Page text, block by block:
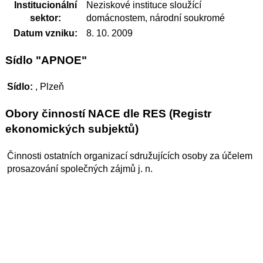
Institucionální
sektor:
Neziskové instituce sloužící
domácnostem, národní soukromé
Datum vzniku:
8. 10. 2009
Sídlo "APNOE"
Sídlo: , Plzeň
Obory činností NACE dle RES (Registr
ekonomických subjektů)
Činnosti ostatních organizací sdružujících osoby za účelem
prosazování společných zájmů j. n.